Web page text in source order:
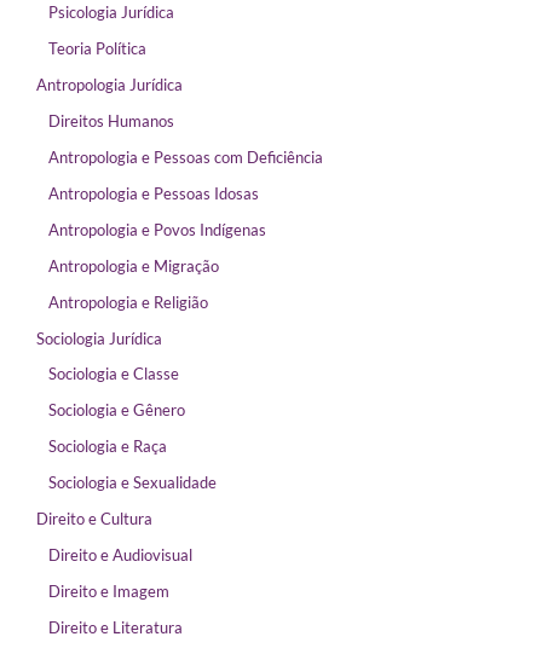
Psicologia Jurídica
Teoria Política
Antropologia Jurídica
Direitos Humanos
Antropologia e Pessoas com Deficiência
Antropologia e Pessoas Idosas
Antropologia e Povos Indígenas
Antropologia e Migração
Antropologia e Religião
Sociologia Jurídica
Sociologia e Classe
Sociologia e Gênero
Sociologia e Raça
Sociologia e Sexualidade
Direito e Cultura
Direito e Audiovisual
Direito e Imagem
Direito e Literatura